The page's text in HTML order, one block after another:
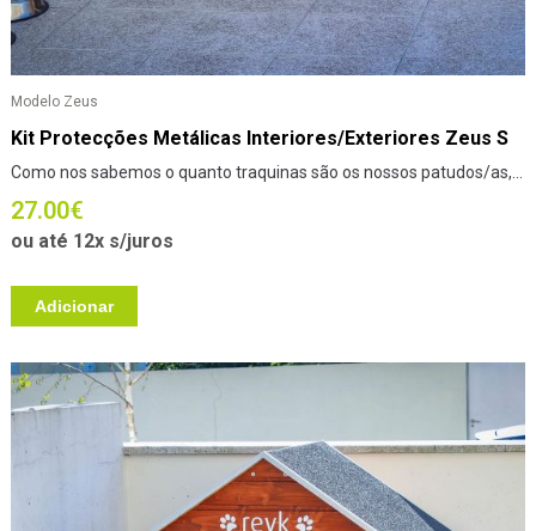
Modelo Zeus
Kit Protecções Metálicas Interiores/Exteriores Zeus S
Como nos sabemos o quanto traquinas são os nossos patudos/as,...
27.00€
ou até 12x s/juros
Adicionar